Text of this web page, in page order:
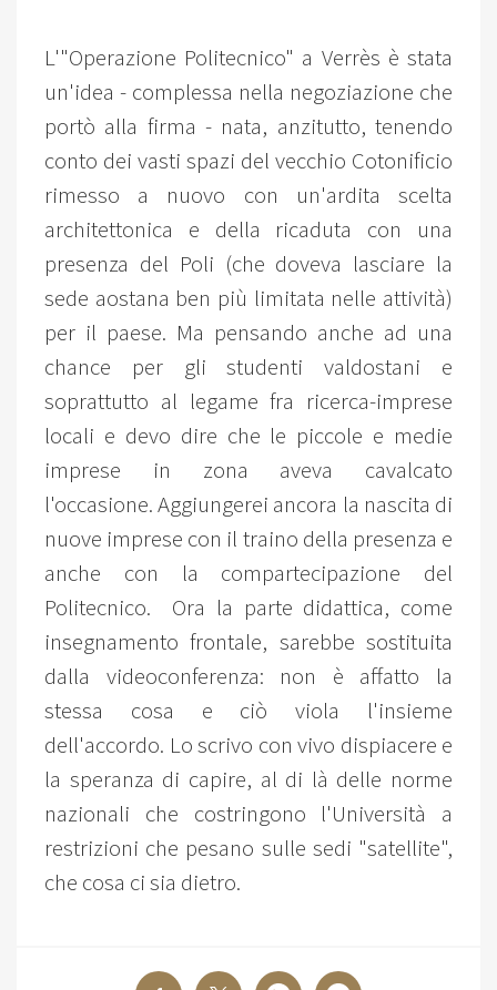
L'"Operazione Politecnico" a Verrès è stata
un'idea - complessa nella negoziazione che
portò alla firma - nata, anzitutto, tenendo
conto dei vasti spazi del vecchio Cotonificio
rimesso a nuovo con un'ardita scelta
architettonica e della ricaduta con una
presenza del Poli (che doveva lasciare la
sede aostana ben più limitata nelle attività)
per il paese. Ma pensando anche ad una
chance per gli studenti valdostani e
soprattutto al legame fra ricerca-imprese
locali e devo dire che le piccole e medie
imprese in zona aveva cavalcato
l'occasione. Aggiungerei ancora la nascita di
nuove imprese con il traino della presenza e
anche con la compartecipazione del
Politecnico. Ora la parte didattica, come
insegnamento frontale, sarebbe sostituita
dalla videoconferenza: non è affatto la
stessa cosa e ciò viola l'insieme
dell'accordo. Lo scrivo con vivo dispiacere e
la speranza di capire, al di là delle norme
nazionali che costringono l'Università a
restrizioni che pesano sulle sedi "satellite",
che cosa ci sia dietro.